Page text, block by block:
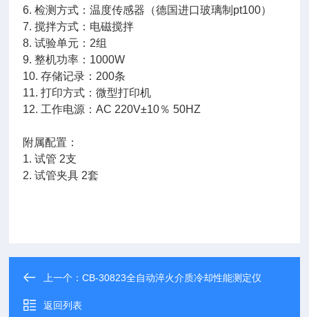
6. 检测方式：温度传感器（德国进口玻璃制pt100）
7. 搅拌方式：电磁搅拌
8. 试验单元：2组
9. 整机功率：1000W
10. 存储记录：200条
11. 打印方式：微型打印机
12. 工作电源：AC 220V±10％ 50HZ
附属配置：
1. 试管 2支
2. 试管夹具 2套
上一个：CB-30823全自动淬火介质冷却性能测定仪
返回列表